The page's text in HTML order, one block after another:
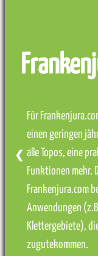
Für
einen geringen
alle Topos, eine
Funktionen mehr.
Frankenjura.com
Anwendungen
Klettergebiete),
zugutekommen.
❮